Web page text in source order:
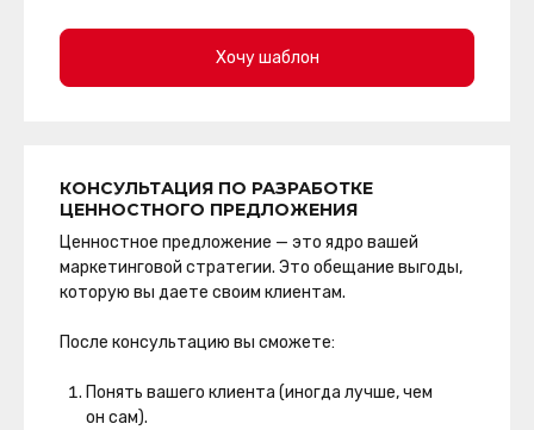
Хочу шаблон
КОНСУЛЬТАЦИЯ ПО РАЗРАБОТКЕ
ЦЕННОСТНОГО ПРЕДЛОЖЕНИЯ
Ценностное предложение — это ядро вашей
маркетинговой стратегии. Это обещание выгоды,
которую вы даете своим клиентам.
После консультацию вы сможете:
Понять вашего клиента (иногда лучше, чем
он сам).